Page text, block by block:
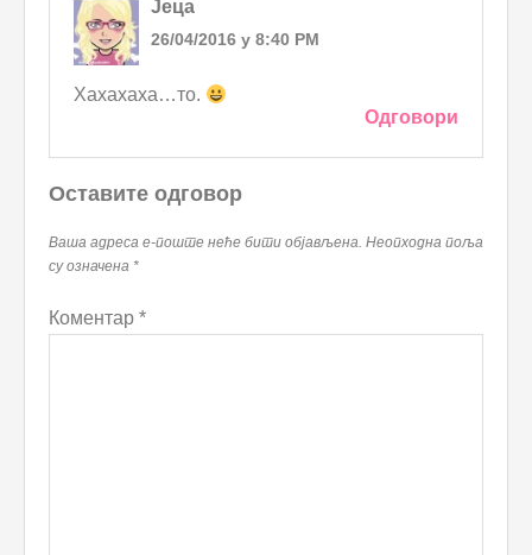
Јеца
26/04/2016 у 8:40 PM
Хахахаха…то.
Одговори
Оставите одговор
Ваша адреса е-поште неће бити објављена. Неопходна поља
су означена *
Коментар *